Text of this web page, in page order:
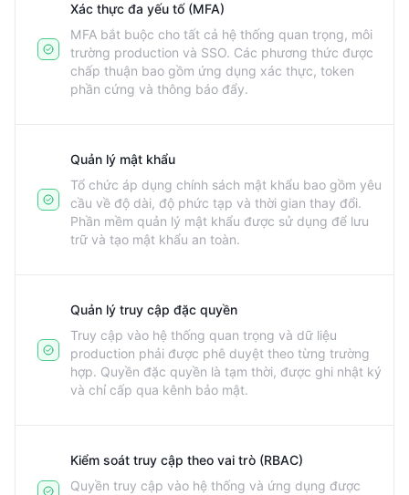
Xác thực đa yếu tố (MFA)
MFA bắt buộc cho tất cả hệ thống quan trọng, môi
trường production và SSO. Các phương thức được
chấp thuận bao gồm ứng dụng xác thực, token
phần cứng và thông báo đẩy.
Quản lý mật khẩu
Tổ chức áp dụng chính sách mật khẩu bao gồm yêu
cầu về độ dài, độ phức tạp và thời gian thay đổi.
Phần mềm quản lý mật khẩu được sử dụng để lưu
trữ và tạo mật khẩu an toàn.
Quản lý truy cập đặc quyền
Truy cập vào hệ thống quan trọng và dữ liệu
production phải được phê duyệt theo từng trường
hợp. Quyền đặc quyền là tạm thời, được ghi nhật ký
và chỉ cấp qua kênh bảo mật.
Kiểm soát truy cập theo vai trò (RBAC)
Quyền truy cập vào hệ thống và ứng dụng được